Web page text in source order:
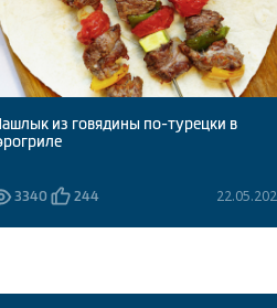
из говядины по-турецки в
3340 244